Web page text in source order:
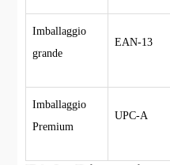
Imballaggio
grande
EAN-13
Imballaggio
Premium
UPC-A